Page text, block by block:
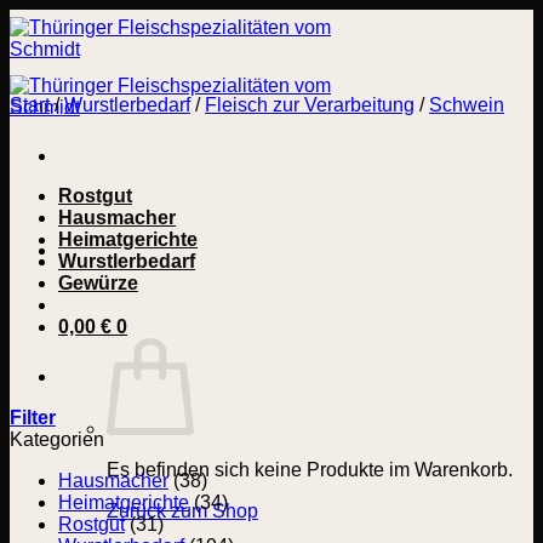
Zum
Inhalt
springen
Rostgut
Hausmacher
Heimatgerichte
Wurstlerbedarf
Gewürze
0,00 € 0
Es befinden sich keine Produkte im Warenkorb.
Zurück zum Shop
Start / Wurstlerbedarf / Fleisch zur Verarbeitung / Schwein
Filter
Kategorien
Hausmacher (38)
Heimatgerichte (34)
Rostgut (31)